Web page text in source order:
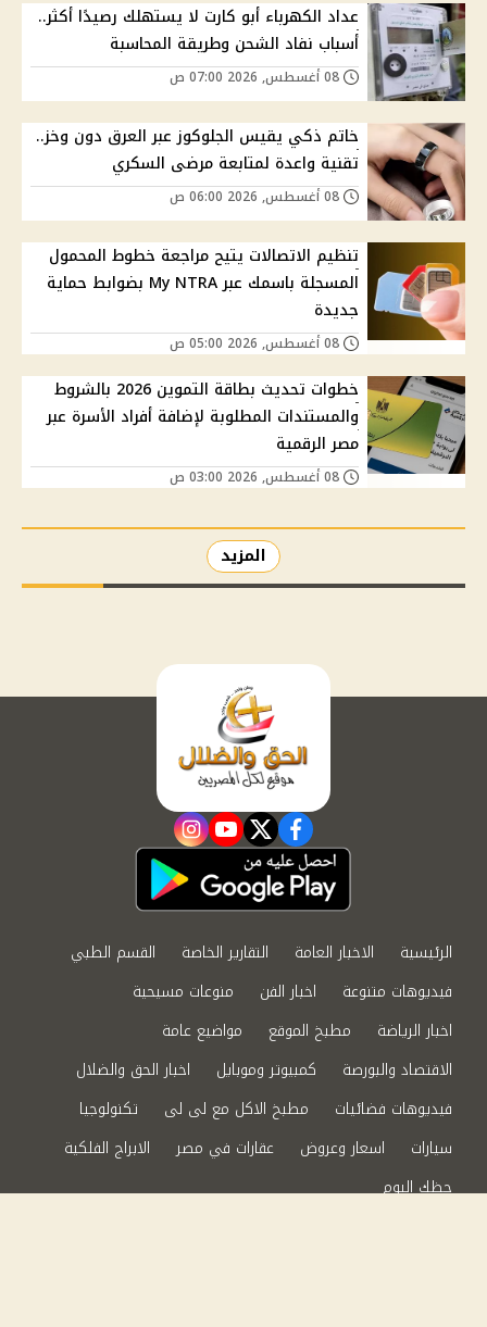
عداد الكهرباء أبو كارت لا يستهلك رصيدًا أكثر..
أسباب نفاد الشحن وطريقة المحاسبة
خاتم ذكي يقيس الجلوكوز عبر العرق دون وخز..
تقنية واعدة لمتابعة مرضى السكري
تنظيم الاتصالات يتيح مراجعة خطوط المحمول
المسجلة باسمك عبر My NTRA بضوابط حماية
جديدة
خطوات تحديث بطاقة التموين 2026 بالشروط
والمستندات المطلوبة لإضافة أفراد الأسرة عبر
مصر الرقمية
المزيد
facebook
twitter
youtube
instagram
الرئيسية الاخبار العامة التقارير الخاصة
القسم الطبي
فيديوهات متنوعة
اخبار الفن
منوعات مسيحية
اخبار الرياضة
مطبخ الموقع
مواضيع عامة
الاقتصاد والبورصة
كمبيوتر وموبايل
اخبار الحق والضلال
فيديوهات فضائيات
مطبخ الاكل مع لى لى
تكنولوجيا
سيارات
اسعار وعروض عقارات في مصر
الابراج الفلكية
حظك اليوم